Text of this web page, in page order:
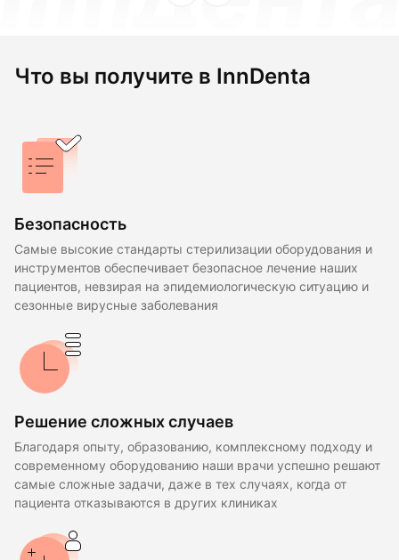
Что вы получите в InnDenta
Безопасность
Самые высокие стандарты стерилизации оборудования и
инструментов обеспечивает безопасное лечение наших
пациентов, невзирая на эпидемиологическую ситуацию и
сезонные вирусные заболевания
Решение сложных случаев
Благодаря опыту, образованию, комплексному подходу и
современному оборудованию наши врачи успешно решают
самые сложные задачи, даже в тех случаях, когда от
пациента отказываются в других клиниках